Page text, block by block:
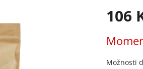
106
cena:
Možnosti